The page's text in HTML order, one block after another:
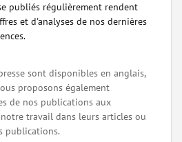
publiés régulièrement rendent
et d'analyses de nos dernières
sont disponibles en anglais,
proposons également
de nos publications aux
travail dans leurs articles ou
publications.